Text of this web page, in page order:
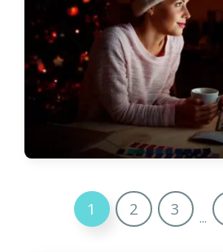
1 2 3 ...